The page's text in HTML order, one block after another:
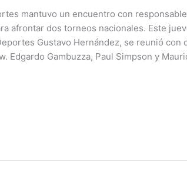
mantuvo un encuentro con
afrontar dos torneos nacionales. Este
Gustavo Hernández, se reunió con
Edgardo Gambuzza, Paul Simpson y